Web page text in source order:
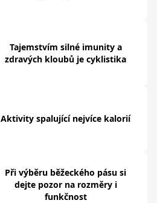
Tajemstvím silné imunity a
zdravých kloubů je cyklistika
Aktivity spalující nejvíce kalorií
Při výběru běžeckého pásu si
dejte pozor na rozměry i
funkčnost